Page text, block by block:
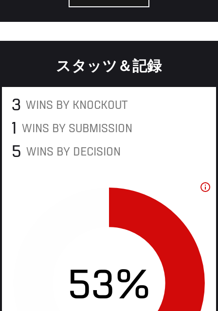
スタッツ＆記録
3 WINS BY KNOCKOUT
1 WINS BY SUBMISSION
5 WINS BY DECISION
53%